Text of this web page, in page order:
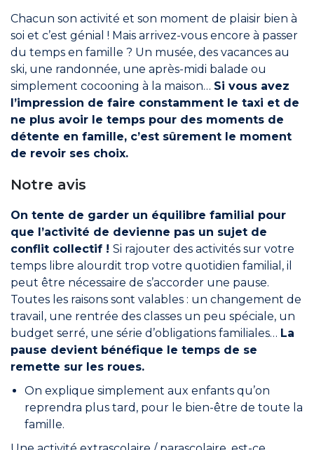
Chacun son activité et son moment de plaisir bien à
soi et c’est génial ! Mais arrivez-vous encore à passer
du temps en famille ? Un musée, des vacances au
ski, une randonnée, une après-midi balade ou
simplement cocooning à la maison… Si vous avez
l’impression de faire constamment le taxi et de
ne plus avoir le temps pour des moments de
détente en famille, c’est sûrement le moment
de revoir ses choix.
Notre avis
On tente de garder un équilibre familial pour
que l’activité de devienne pas un sujet de
conflit collectif ! Si rajouter des activités sur votre
temps libre alourdit trop votre quotidien familial, il
peut être nécessaire de s’accorder une pause.
Toutes les raisons sont valables : un changement de
travail, une rentrée des classes un peu spéciale, un
budget serré, une série d’obligations familiales… La
pause devient bénéfique le temps de se
remette sur les roues.
On explique simplement aux enfants qu’on
reprendra plus tard, pour le bien-être de toute la
famille.